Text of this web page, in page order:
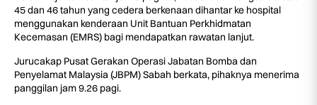
45 dan 46 tahun yang cedera berkenaan dihantar ke hospital
menggunakan kenderaan Unit Bantuan Perkhidmatan
Kecemasan (EMRS) bagi mendapatkan rawatan lanjut.
Jurucakap Pusat Gerakan Operasi Jabatan Bomba dan
Penyelamat Malaysia (JBPM) Sabah berkata, pihaknya menerima
panggilan jam 9.26 pagi.